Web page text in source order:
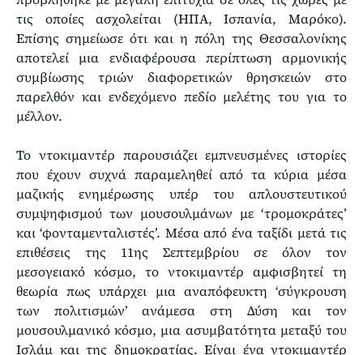
τις οποίες ασχολείται (ΗΠΑ, Ισπανία, Μαρόκο).
Επίσης σημείωσε ότι και η πόλη της Θεσσαλονίκης
αποτελεί μια ενδιαφέρουσα περίπτωση αρμονικής
συμβίωσης τριών διαφορετικών θρησκειών στο
παρελθόν και ενδεχόμενο πεδίο μελέτης του για το
μέλλον.
Το ντοκιμαντέρ παρουσιάζει εμπνευσμένες ιστορίες
που έχουν συχνά παραμεληθεί από τα κύρια μέσα
μαζικής ενημέρωσης υπέρ του απλουστευτικού
συμψηφισμού των μουσουλμάνων με ‘τρομοκράτες’
και ‘φονταμενταλιστές’. Μέσα από ένα ταξίδι μετά τις
επιθέσεις της 11ης Σεπτεμβρίου σε όλον τον
μεσογειακό κόσμο, το ντοκιμαντέρ αμφισβητεί τη
θεωρία πως υπάρχει μια αναπόφευκτη ‘σύγκρουση
των πολιτισμών’ ανάμεσα στη Δύση και τον
μουσουλμανικό κόσμο, μια ασυμβατότητα μεταξύ του
Ισλάμ και της δημοκρατίας. Είναι ένα ντοκιμαντέρ